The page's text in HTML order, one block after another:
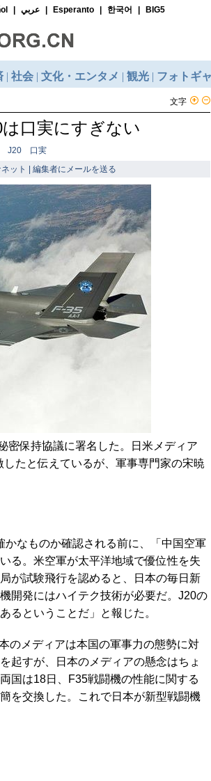
文字
口実にすぎない
J20 口実
ット | 編集者にメールを送る
密保持協議に署名した。日米メディア
たと伝えているが、軍事専門家の宋暁
なものか確認される前に、「中国空軍
る。米空軍が太平洋地域で優位性を失
が試験飛行を認めると、日本の毎日新
開発にはハイテク技術が必要だ。J20の
るということだ」と報じた。
のメディアは本国の軍事力の態勢に対
起すが、日本のメディアの懸念はちょ
国は18日、F35戦闘機の性能に関する
を交換した。これで日本が新型戦闘機